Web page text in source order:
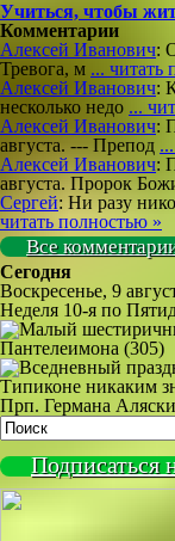
Учиться, чтобы
Комментарии
Алексей Иванович:
Тревога, м ... читать
Алексей Иванович:
несколько недо ...
Алексей Иванович:
августа. --- Препод
Алексей Иванович:
августа. Пророк
Сергей: Ни разу
читать полностью »
Все
Сегодня
Воскресенье, 9
Неделя 10-я по
Пантелеимона (305)
Прп. Германа
Подписаться